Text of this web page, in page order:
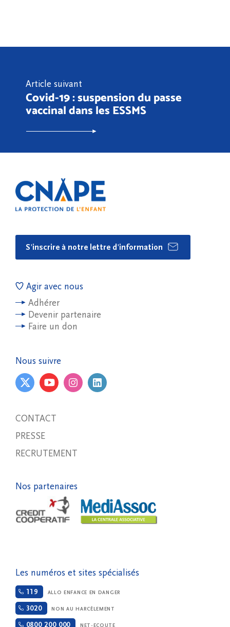
Article suivant
Covid-19 : suspension du passe
vaccinal dans les ESSMS
S'inscrire à notre lettre d'information
Agir avec nous
Adhérer
Devenir partenaire
Faire un don
Nous suivre
CONTACT
PRESSE
RECRUTEMENT
Nos partenaires
Les numéros et sites spécialisés
119 ALLO ENFANCE EN DANGER
3020 NON AU HARCÈLEMENT
0800 200 000 NET-ECOUTE